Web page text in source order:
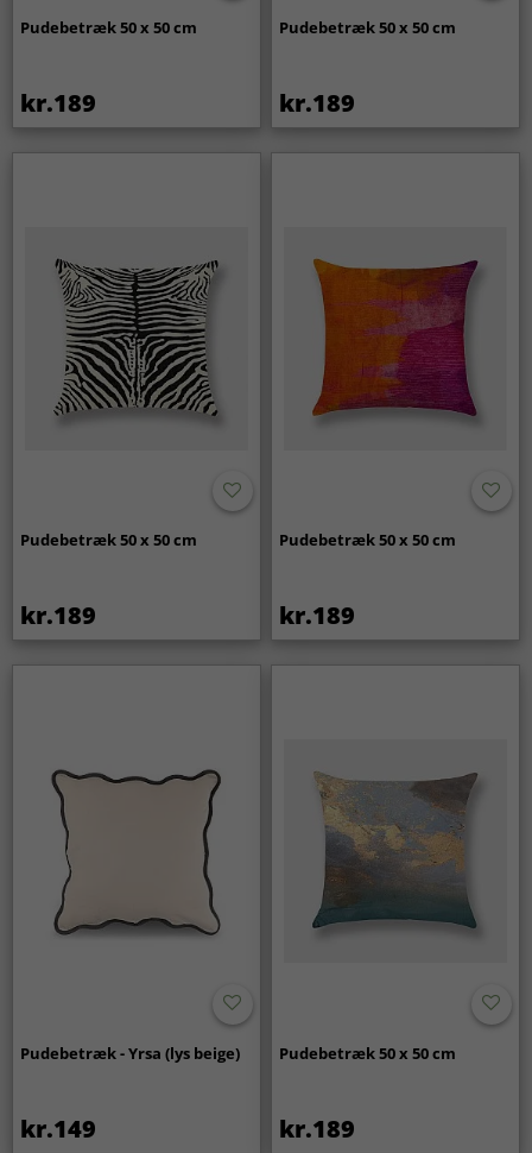
Pudebetræk 50 x 50 cm
kr.189
Pudebetræk 50 x 50 cm
kr.189
Pudebetræk 50 x 50 cm
kr.189
Pudebetræk 50 x 50 cm
kr.189
Pudebetræk - Yrsa (lys beige)
kr.149
Pudebetræk 50 x 50 cm
kr.189